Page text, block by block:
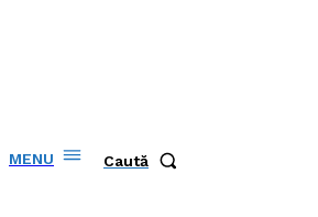
MENU Caută